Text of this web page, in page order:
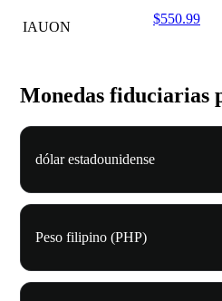
IAUON
$550.99
Monedas fiduciarias
dólar estadounidense
Peso filipino (PHP)